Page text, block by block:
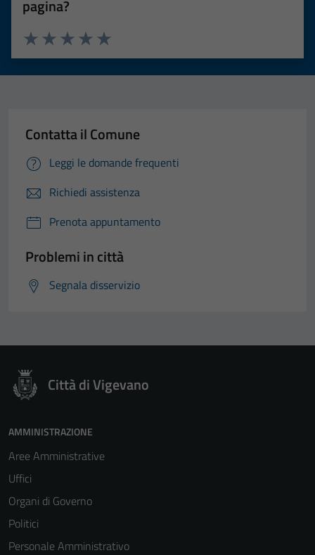
pagina?
Valuta 5 stelle su 5
Valuta 4 stelle su 5
Valuta 3 stelle su 5
Valuta 2 stelle su 5
Valuta 1 stelle su 5
Contatta il Comune
Leggi le domande frequenti
Richiedi assistenza
Prenota appuntamento
Problemi in città
Segnala disservizio
Città di Vigevano
AMMINISTRAZIONE
Aree Amministrative
Uffici
Organi di Governo
Politici
Personale Amministrativo